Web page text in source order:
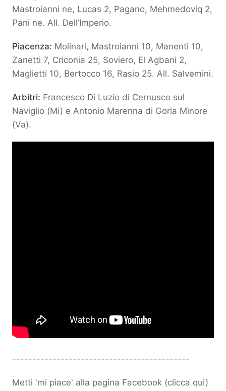
Mastroianni ne, Lucas 2, Pagano, Mehmedoviq 2,
Pani ne. All. Dell’Imperio.
Piacenza: Molinari, Mastroianni 10, Manenti 10,
Zanetti 7, Criconia 25, Soviero, El Agbani 2,
Maglietti 10, Bertocco 16, Rasio 25. All. Salvemini.
Arbitri: Francesco Di Luzio di Cernusco sul
Naviglio (Mi) e Antonio Marenna di Gorla Minore
(Va).
--------------------------------------------
Metti 'mi piace' alla pagina Facebook (clicca qui)